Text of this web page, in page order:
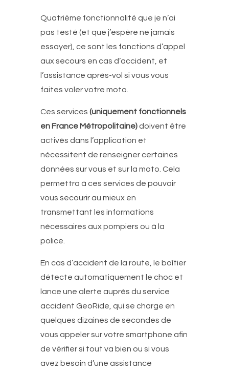
Quatrième fonctionnalité que je n’ai
pas testé (et que j’espère ne jamais
essayer), ce sont les fonctions d’appel
aux secours en cas d’accident, et
l’assistance après-vol si vous vous
faites voler votre moto.
Ces services (uniquement fonctionnels
en France Métropolitaine)doivent être
activés dans l’application et
nécessitent de renseigner certaines
données sur vous et sur la moto. Cela
permettra à ces services de pouvoir
vous secourir au mieux en
transmettant les informations
nécessaires aux pompiers ou à la
police.
En cas d’accident de la route, le boîtier
détecte automatiquement le choc et
lance une alerte auprès du service
accident GeoRide, qui se charge en
quelques dizaines de secondes de
vous appeler sur votre smartphone afin
de vérifier si tout va bien ou si vous
avez besoin d’une assistance